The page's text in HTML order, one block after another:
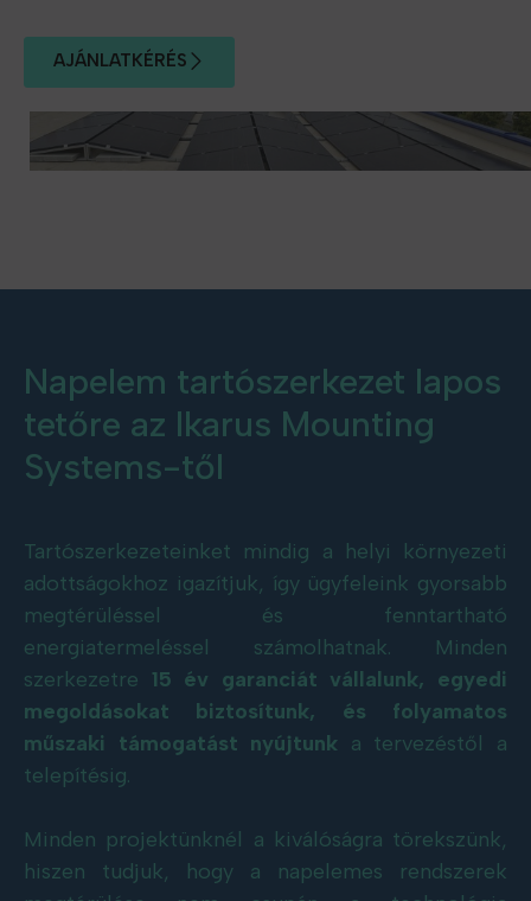
AJÁNLATKÉRÉS
Napelem tartószerkezet lapos
tetőre az Ikarus Mounting
Systems-től
Tartószerkezeteinket mindig a helyi környezeti
adottságokhoz igazítjuk, így ügyfeleink gyorsabb
megtérüléssel és fenntartható
energiatermeléssel számolhatnak. Minden
szerkezetre 15 év garanciát vállalunk, egyedi
megoldásokat biztosítunk, és folyamatos
műszaki támogatást nyújtunk a tervezéstől a
telepítésig.
Minden projektünknél a kiválóságra törekszünk,
hiszen tudjuk, hogy a napelemes rendszerek